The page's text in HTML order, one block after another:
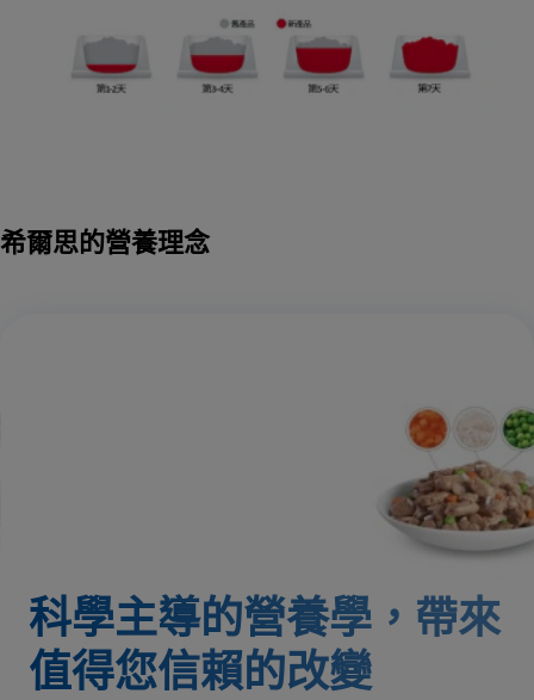
希爾思的營養理念
科學主導的營養學，帶來
值得您信賴的改變